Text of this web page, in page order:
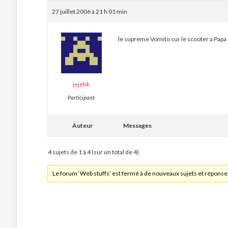
27 juillet 2006 à 21 h 01 min
jejehk
Participant
le supreme Vomito sur le scooter a Papa
Auteur Messages
4 sujets de 1 à 4 (sur un total de 4)
Le forum ‘Web stuffs’ est fermé à de nouveaux sujets et